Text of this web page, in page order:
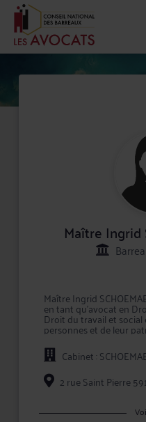
Maître Ingrid
Maître Ingrid
en tant qu'avocat en
Droit du travail et
personnes et de leur
Pour toute
compétence, Me
efficacement et vous
demande ou pour
relation de confiance et
Cabinet :
2 rue Saint Pierre